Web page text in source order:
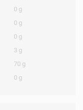
0 g
0 g
0 g
3 g
70 g
0 g